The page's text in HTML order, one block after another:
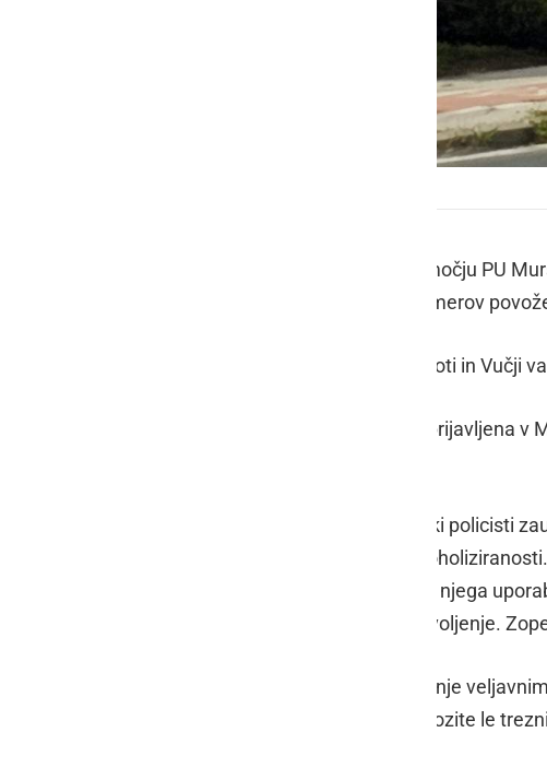
V zadnjih 24 urah so policisti na območju PU
kršitev javnega reda in miru, pet primerov
V prometnih nesrečah v Murski Soboti in Vučji
Kršitev javnega reda in miru je bila prijavljena
V popoldanskem času so ljutomerski policisti
očitnih znakov odredili preizkus
ukazov policistov, zato so bila zoper njega
mu je bilo odvzeto tudi vozniško dovoljenje.
Vozniki, prilagodite hitrost svoje vožnje
izkušnjam ter razmeram na cesti. Vozite le